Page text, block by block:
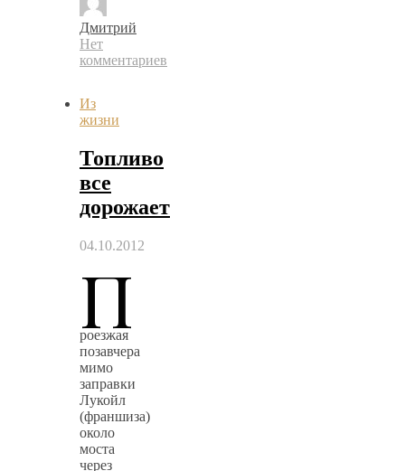
Дмитрий
Нет
комментариев
Из
жизни
Топливо
все
дорожает
04.10.2012
П
роезжая
позавчера
мимо
заправки
Лукойл
(франшиза)
около
моста
через